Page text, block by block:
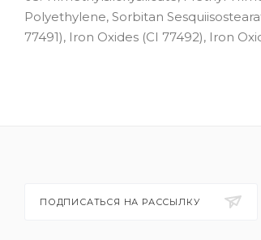
Polyethylene, Sorbitan
77491), Iron Oxides (CI 77492), Iron
ПОДПИСАТЬСЯ НА РАССЫЛКУ